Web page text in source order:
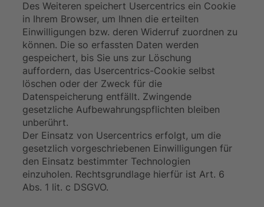
Des Weiteren speichert Usercentrics ein Cookie
in Ihrem Browser, um Ihnen die erteilten
Einwilligungen bzw. deren Widerruf zuordnen zu
können. Die so erfassten Daten werden
gespeichert, bis Sie uns zur Löschung
auffordern, das Usercentrics-Cookie selbst
löschen oder der Zweck für die
Datenspeicherung entfällt. Zwingende
gesetzliche Aufbewahrungspflichten bleiben
unberührt.
Der Einsatz von Usercentrics erfolgt, um die
gesetzlich vorgeschriebenen Einwilligungen für
den Einsatz bestimmter Technologien
einzuholen. Rechtsgrundlage hierfür ist Art. 6
Abs. 1 lit. c DSGVO.